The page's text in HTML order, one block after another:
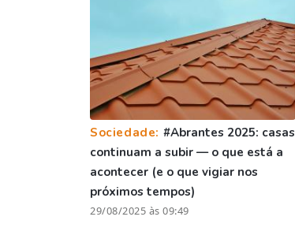
Sociedade: #Abrantes 2025: casas
continuam a subir — o que está a
acontecer (e o que vigiar nos
próximos tempos)
29/08/2025 às 09:49